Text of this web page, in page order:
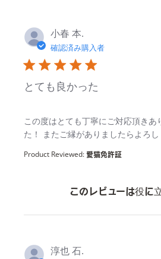
小春 本.
確認済み購入者
とても良かった
この度はとても丁寧にご対応頂きあ
た！ またご縁がありましたらよろ
read more about review
Product Reviewed:愛猫免許証
このレビューは役に
淳也 石.